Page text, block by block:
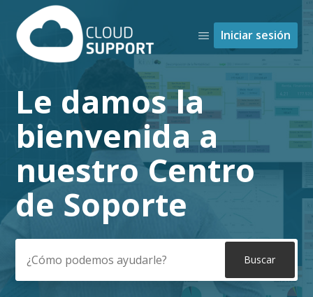
Iniciar sesión
Búsqueda
Le damos la
bienvenida a
nuestro Centro
de Soporte